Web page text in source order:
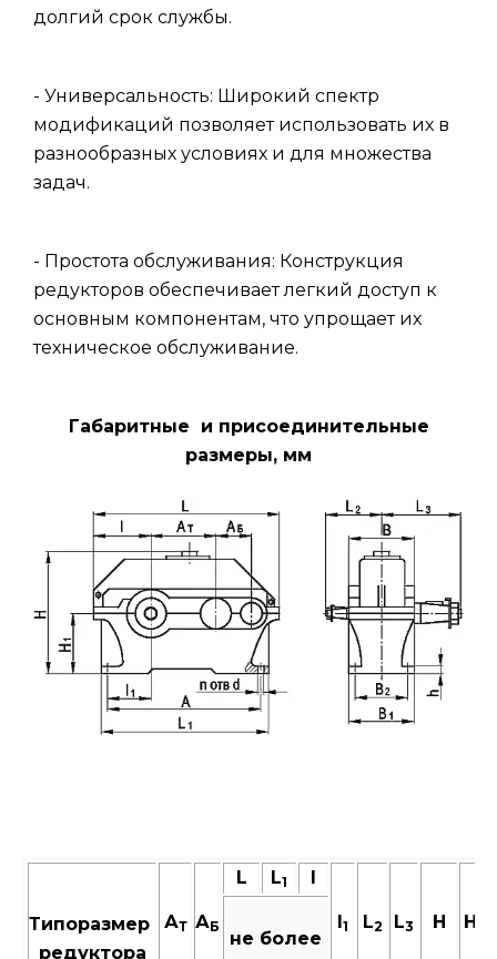
долгий срок службы.
- Универсальность: Широкий спектр
модификаций позволяет использовать их в
разнообразных условиях и для множества
задач.
- Простота обслуживания: Конструкция
редукторов обеспечивает легкий доступ к
основным компонентам, что упрощает их
техническое обслуживание.
Габаритные и присоединительные
размеры, мм
Типоразмер
редуктора
АТ АБ
L L1 I
I1 L2 L3 Н H
не более